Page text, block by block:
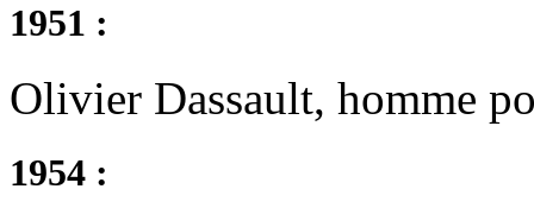
1951 :
Olivier Dassault, homme
1954 :